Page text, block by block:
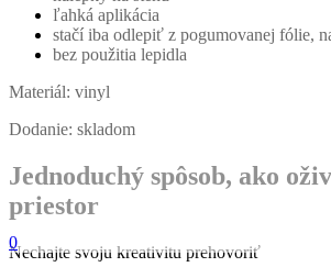
0
ľahká aplikácia
stačí iba odlepiť z pogumovanej fólie,
bez použitia lepidla
Materiál: vinyl
Dodanie: skladom
Jednoduchý spôsob, ako
priestor
Nechajte svoju kreativitu prehovoriť